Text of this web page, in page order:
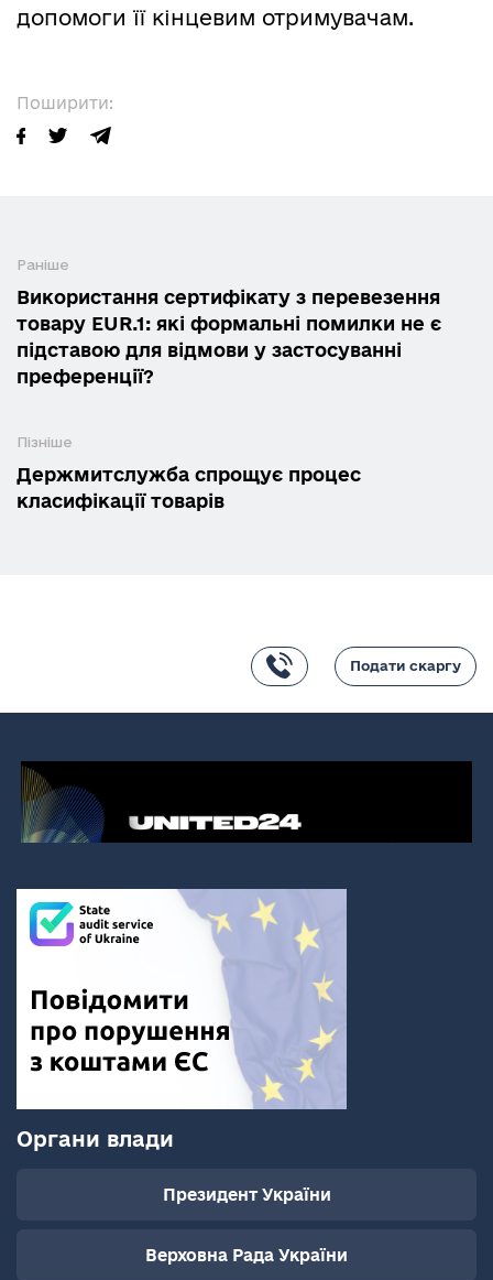
Поширити:
допомоги її кінцевим отримувачам.
Раніше
Використання сертифікату з перевезення
товару EUR.1: які формальні помилки не є
підставою для відмови у застосуванні
преференції?
Пізніше
Держмитслужба спрощує процес
класифікації товарів
Подати скаргу
Органи влади
Президент України
Верховна Рада України